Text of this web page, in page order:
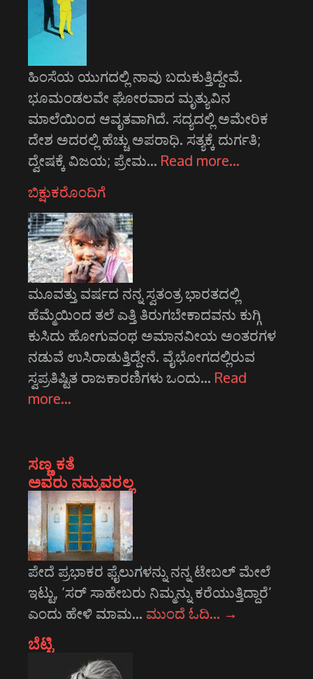
ಹಿಂಸೆಯ ಯುಗದಲ್ಲಿ ನಾವು ಬದುಕುತ್ತಿದ್ದೇವೆ.
ಭೂಮಂಡಲವೇ ಘೋರವಾದ ಮೃತ್ಯುವಿನ
ಮಾಲೆಯಿಂದ ಆವೃತವಾಗಿದೆ. ಸದ್ಯದಲ್ಲಿ ಅಮೇರಿಕ
ದೇಶ ಅದರಲ್ಲಿ ಹೆಚ್ಚು ಅಪರಾಧಿ. ಸತ್ಯಕ್ಕೆ ದುರ್ಗತಿ;
ದ್ವೇಷಕ್ಕೆ ವಿಜಯ; ಪ್ರೇಮ… Read more…
ಬಿಕ್ಷುಕರೊಂದಿಗೆ
ಮೂವತ್ತು ವರ್ಷದ ನನ್ನ ಸ್ವತಂತ್ರ ಭಾರತದಲ್ಲಿ
ಹೆಮ್ಮೆಯಿಂದ ತಲೆ ಎತ್ತಿ ತಿರುಗಬೇಕಾದವನು ಕುಗ್ಗಿ
ಕುಸಿದು ಹೋಗುವಂಥ ಅಮಾನವೀಯ ಅಂತರಗಳ
ನಡುವೆ ಉಸಿರಾಡುತ್ತಿದ್ದೇನೆ. ವೈಭೋಗದಲ್ಲಿರುವ
ಸ್ವಪ್ರತಿಷ್ಟಿತ ರಾಜಕಾರಣಿಗಳು ಒಂದು… Read
more…
ಸಣ್ಣ ಕತೆ
ಅವರು ನಮ್ಮವರಲ್ಲ
ಪೇದೆ ಪ್ರಭಾಕರ ಫೈಲುಗಳನ್ನು ನನ್ನ ಟೇಬಲ್ ಮೇಲೆ
ಇಟ್ಟು, ‘ಸರ್ ಸಾಹೇಬರು ನಿಮ್ಮನ್ನು ಕರೆಯುತ್ತಿದ್ದಾರೆ’
ಎಂದು ಹೇಳಿ ಮಾಮ… ಮುಂದೆ ಓದಿ… →
ಬೆಟ್ಟಿ